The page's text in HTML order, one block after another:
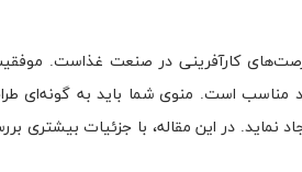
کارآفرینی در صنعت غذاست.
است. منوی شما باید به گونه‌ای
نماید. در این مقاله، با جزئیات